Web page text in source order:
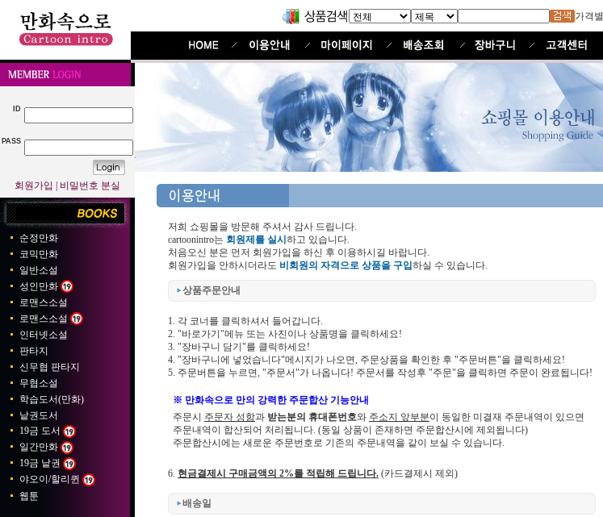
가격별
ID
PASS
회원가입 비밀번호 분실
순정만화
코믹만화
일반소설
성인만화
로맨스소설
로맨스소설
인터넷소설
판타지
신무협 판타지
무협소설
학습도서(만화)
낱권도서
19금 도서
일간만화
19금 낱권
야오이/할리퀸
웹툰
저희 쇼핑몰을 방문해 주셔서 감사 드립니다.
cartoonintro는 회원제를 실시 하고 있습니다.
처음오신 분은 먼저 회원가입을 하신 후 이용하시길 바랍니다.
회원가입을 안하시더라도 비회원의 자격으로 상품을 구입하실 수 있습니다.
상품주문안내
1. 각 코너를 클릭하셔서 들어갑니다.
2. "바로가기"메뉴 또는 사진이나 상품명을 클릭하세요!
3. "장바구니 담기"를 클릭하세요!
4. "장바구니에 넣었습니다"메시지가 나오면, 주문상품을 확인한 후 "주문버튼"을 클릭하세요!
5. 주문버튼을 누르면, "주문서"가 나옵니다! 주문서를 작성후 "주문"을 클릭하면 주문이 완료됩니다!
※ 만화속으로 만의 강력한 주문합산 기능안내
주문시 주문자 성함과 받는분의 휴대폰번호와 주소지 앞부분이 동일한 미결재 주문내역이 있으면
주문내역이 합산되어 처리됩니다. (동일 상품이 존재하면 주문합산시에 제외됩니다)
주문합산시에는 새로운 주문번호로 기존의 주문내역을 같이 보실 수 있습니다.
6. 현금결제시 구매금액의 2%를 적립해 드립니다. (카드결제시 제외)
배송일